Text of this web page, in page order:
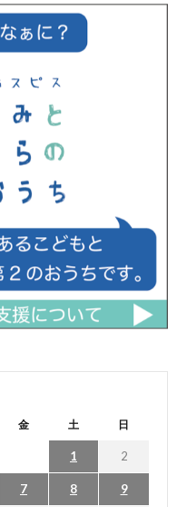
金 土 日
1 2
7 8 9